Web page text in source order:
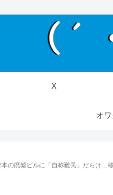
X
オワ
本の廃墟ビルに「自称難民」だらけ…